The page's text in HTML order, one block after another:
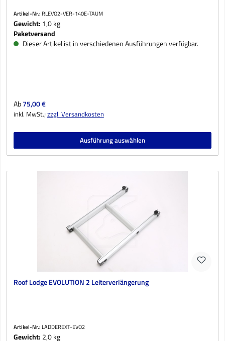
Artikel-Nr.: RLEVO2-VER-140E-TAUM
Gewicht: 1,0 kg
Paketversand
Dieser Artikel ist in verschiedenen Ausführungen verfügbar.
Regulärer Preis:
Ab75,00 €
inkl. MwSt.;zzgl. Versandkosten
Ausführung auswählen
Roof Lodge EVOLUTION 2 Leiterverlängerung
Artikel-Nr.: LADDEREXT-EVO2
Gewicht: 2,0 kg